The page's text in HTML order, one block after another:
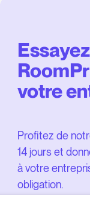
Essayez
votre
Profitez de
14 jours et
à votre
obligation.